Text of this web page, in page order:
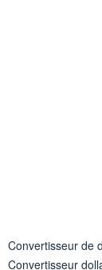
Convertisseur de
Convertisseur